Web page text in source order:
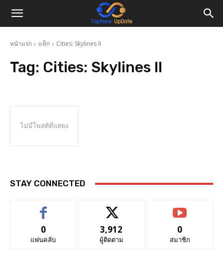
หน้าแรก แท็ก Cities: Skylines II
Tag: Cities: Skylines II
ไม่มีโพสต์ที่แสดง
STAY CONNECTED
0
แฟนคลับ
3,912
ผู้ติดตาม
0
สมาชิก